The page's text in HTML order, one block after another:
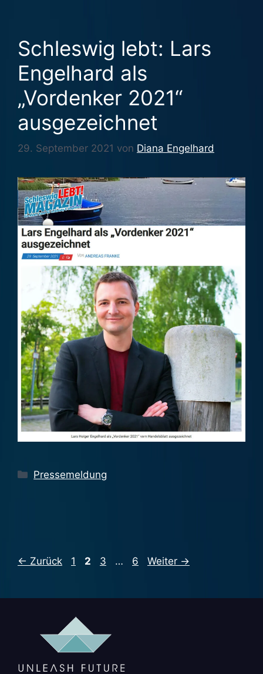
Schleswig lebt: Lars
Engelhard als
„Vordenker 2021“
ausgezeichnet
29. September 2021 von Diana Engelhard
Kategorien
Pressemeldung
← Zurück Seite
1 Seite
2 Seite
3 … Seite
6 Weiter →